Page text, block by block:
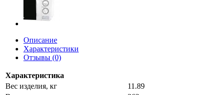
Описание
Характеристики
Отзывы (0)
Характеристика
Вес изделия, кг
11.89